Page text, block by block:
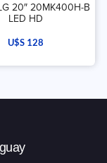
20″ 20MK400H-B
LED HD
U$S 128